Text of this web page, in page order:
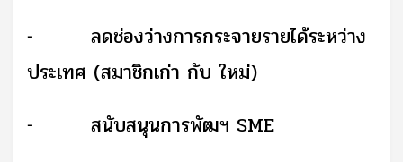
-
ลดช่องว่างการกระจายรายได้ระหว่าง
ประเทศ (สมาชิกเก่า กับ ใหม่)
- สนับสนุนการพัฒฯ SME